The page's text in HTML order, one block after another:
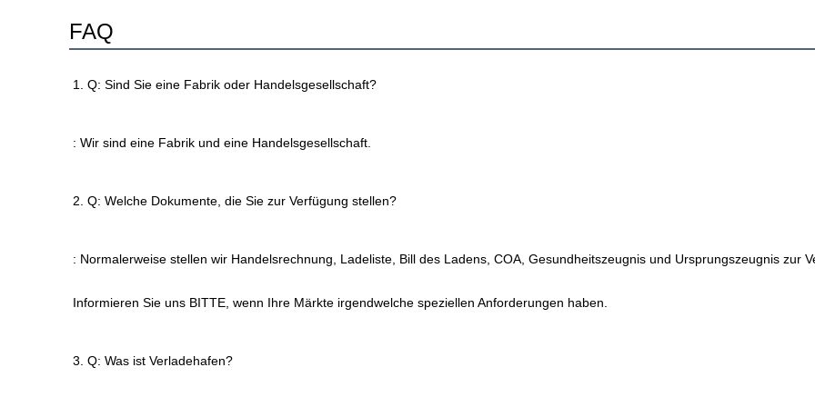
FAQ
1. Q: Sind Sie eine Fabrik oder Handelsgesellschaft?
: Wir sind eine Fabrik und eine Handelsgesellschaft.
2. Q: Welche Dokumente, die Sie zur Verfügung stellen?
: Normalerweise stellen wir Handelsrechnung, Ladeliste, Bill des Ladens, COA, Gesundheitszeugnis und Ursprungszeugnis zur
Informieren Sie uns BITTE, wenn Ihre Märkte irgendwelche speziellen Anforderungen haben.
3. Q: Was ist Verladehafen?